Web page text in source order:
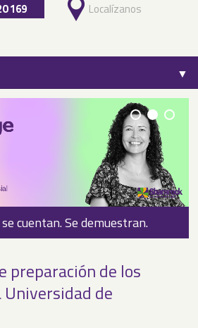
169 Localízanos
▼
English: Comienzo 1 de
cuentan. Se demuestran.
de inglés? Haz nuestra prueba de
preparación de los
Universidad de